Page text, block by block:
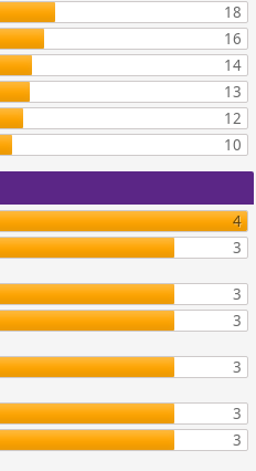
18
16
14
13
12
10
4
3
3
3
3
3
3